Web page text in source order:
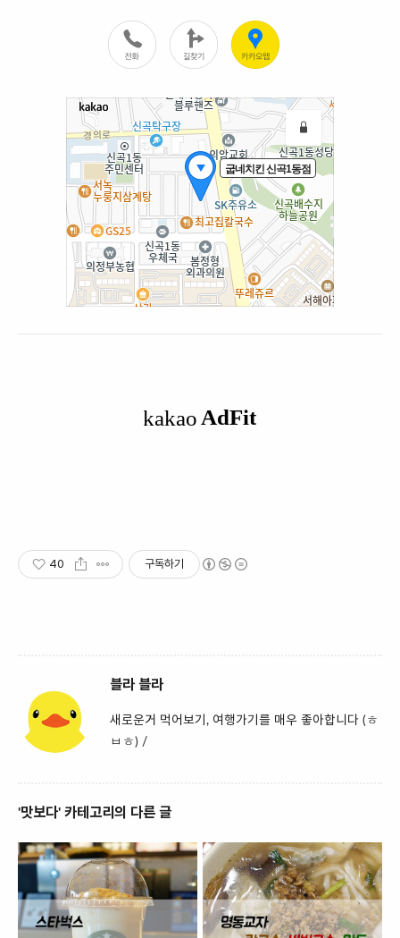
40 구독하기
블라 블라
새로운거 먹어보기, 여행가기를 매우 좋아합니다 (ㅎ
ㅂㅎ) /
'맛보다' 카테고리의 다른 글